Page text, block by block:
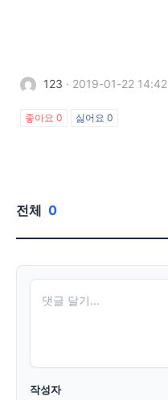
123 · 2019-01-22 14:42
좋아요 0 싫어요 0
전체 0
작성자